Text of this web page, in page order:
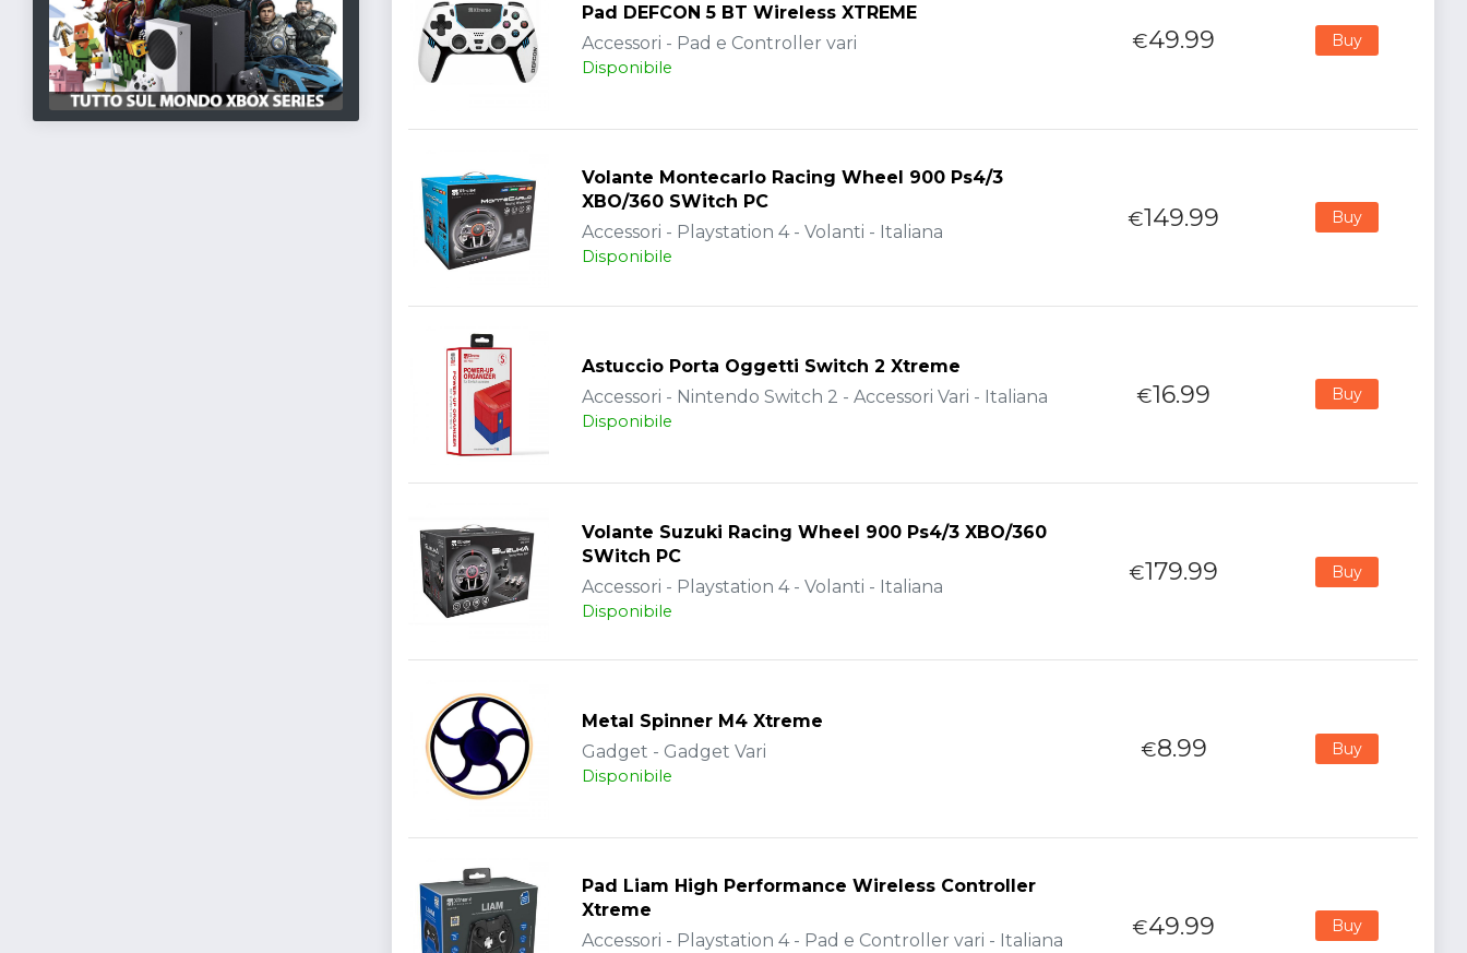
Pad DEFCON 5 BT Wireless XTREME
Accessori - Pad e Controller vari
Disponibile
€49.99 Buy
Volante Montecarlo Racing Wheel 900 Ps4/3
XBO/360 SWitch PC
Accessori - Playstation 4 - Volanti - Italiana
Disponibile
€149.99 Buy
Astuccio Porta Oggetti Switch 2 Xtreme
Accessori - Nintendo Switch 2 - Accessori Vari - Italiana
Disponibile
€16.99 Buy
Volante Suzuki Racing Wheel 900 Ps4/3 XBO/360
SWitch PC
Accessori - Playstation 4 - Volanti - Italiana
Disponibile
€179.99 Buy
Metal Spinner M4 Xtreme
Gadget - Gadget Vari
Disponibile
€8.99 Buy
Pad Liam High Performance Wireless Controller
Xtreme
Accessori - Playstation 4 - Pad e Controller vari - Italiana
€49.99 Buy